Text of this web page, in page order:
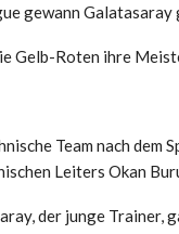
gewann
Gelb-Roten ihre
Team nach
Leiters Okan
der junge Trainer,